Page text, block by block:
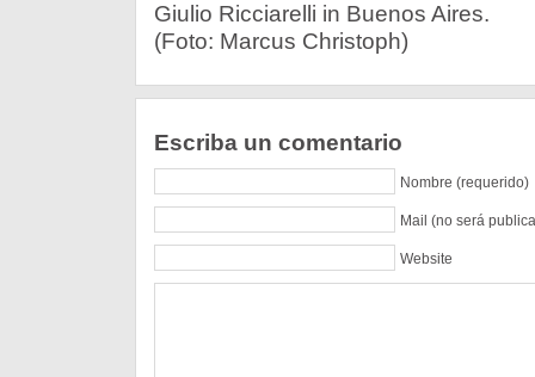
Giulio Ricciarelli in Buenos Aires.
(Foto: Marcus Christoph)
Escriba un comentario
Nombre (requerido)
Mail (no será
Website